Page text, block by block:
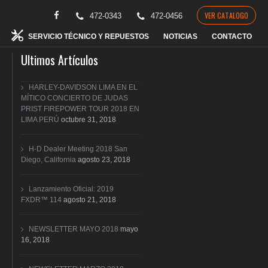
472-0343 472-0456 VER CATALOGO
SERVICIO TÉCNICO Y REPUESTOS NOTICIAS CONTACTO
Ultimos Artículos
HARLEY-DAVIDSON LIMA EN EL
MÍTICO CONCIERTO DE JUDAS
PRIST FIREPOWER TOUR 2018 EN
LIMA PERÚ octubre 31, 2018
H-D Dealer Meeting 2018 San
Diego, California agosto 23, 2018
Lanzamiento Oficial: 2019
FXDR™ 114 agosto 21, 2018
NEWSLETTER MAYO 2018 mayo
16, 2018